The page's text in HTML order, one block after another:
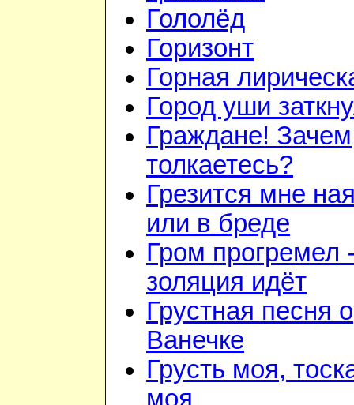
Гололёд
Горизонт
Горная
Город уши
Граждане! Зачем
толкаетесь?
Грезится мне
или в бреде
Гром прогремел
золяция идёт
Грустная песня о
Ванечке
Грусть моя,
моя